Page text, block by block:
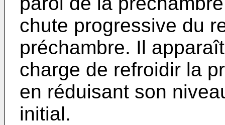
chute progressive du
préchambre. Il
charge de refroidir la
en réduisant son
initial.